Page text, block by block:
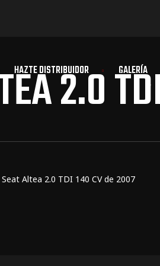
HAZTE DISTRIBUIDOR GALERÍA
2.0
Altea 2.0 TDI 140 CV de 2007